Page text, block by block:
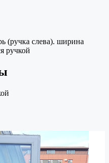
(ручка слева). ширина
ручкой